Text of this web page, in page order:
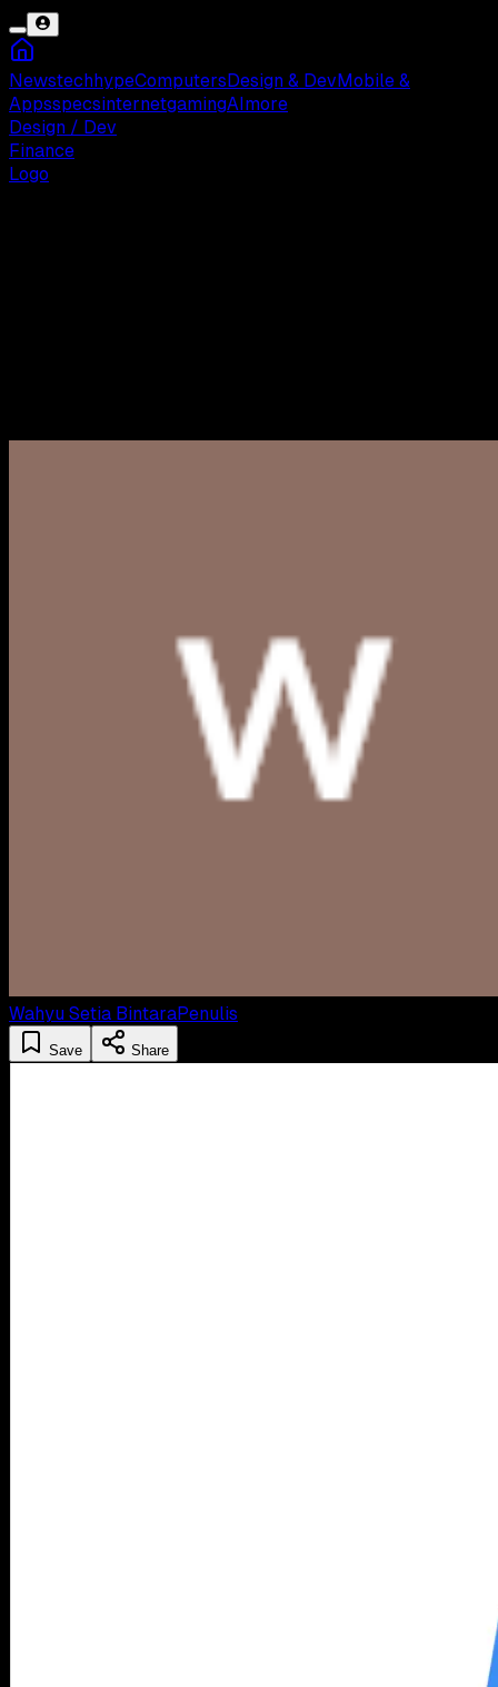
NewstechhypeComputers Design & Dev Mobile &
AppsspecsinternetgamingAI more
Design / Dev
Finance
Logo
Wahyu Setia BintaraPenulis
Save Share